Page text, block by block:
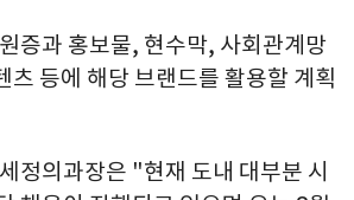
증과 홍보물, 현수막, 사회관계망
츠 등에 해당 브랜드를 활용할 계획
정의과장은 "현재 도내 대부분 시